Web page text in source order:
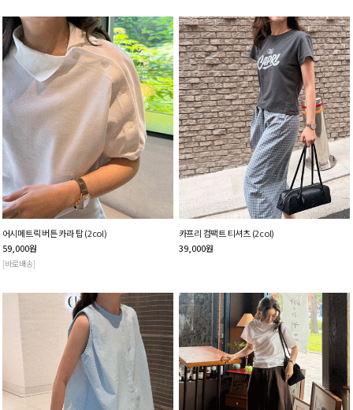
어시메트릭 버튼 카라 탑 (2col)
59,000원
[바로배송]
카프리 컴팩트 티셔츠 (2col)
39,000원